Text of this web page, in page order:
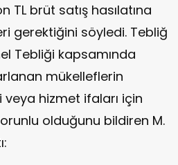
TL brüt satış hasılatına
gerektiğini söyledi. Tebliğ
Tebliği kapsamında
mükelleflerin
hizmet ifaları için
olduğunu bildiren M.